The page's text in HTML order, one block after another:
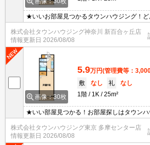
★いいお部屋見つかるタウンハウジング！ど
ご相談ください♪★
株式会社タウンハウジング神奈川 新百合ヶ丘店
情報更新日 2026/08/08
画像：30枚
5.9万円(管理費等：
敷
なし 礼
なし
1階
1K 25m²
★いい部屋見つかる！お部屋探しはタウン
株式会社タウンハウジング東京 多摩センター店
情報更新日 2026/08/08